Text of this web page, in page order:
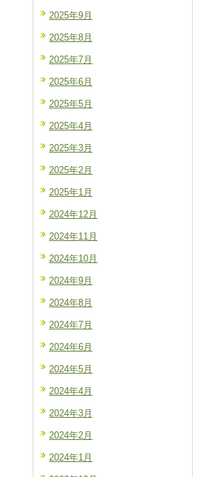
2025年9月
2025年8月
2025年7月
2025年6月
2025年5月
2025年4月
2025年3月
2025年2月
2025年1月
2024年12月
2024年11月
2024年10月
2024年9月
2024年8月
2024年7月
2024年6月
2024年5月
2024年4月
2024年3月
2024年2月
2024年1月